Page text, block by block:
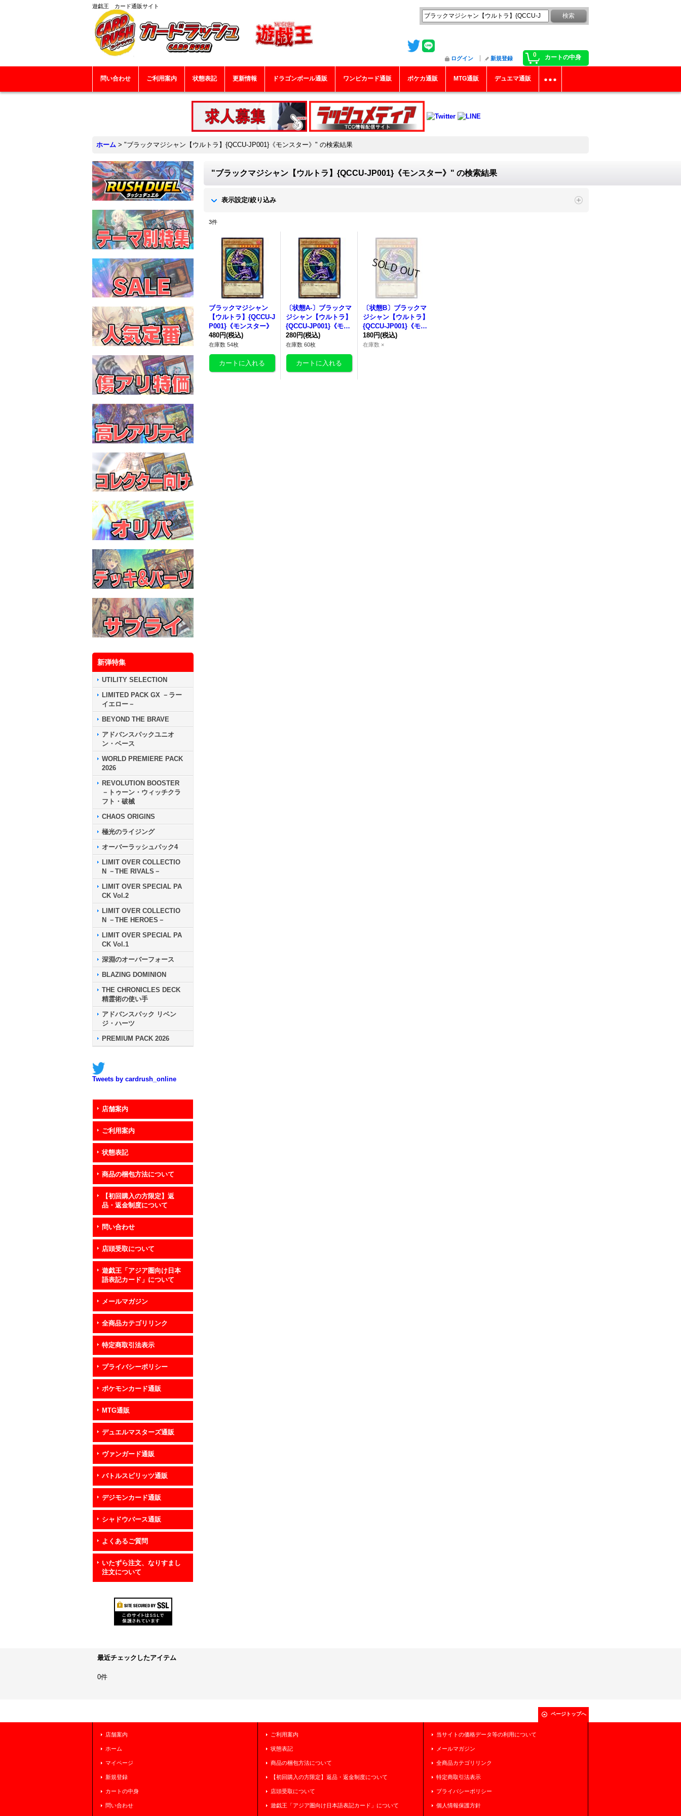
遊戯王 カード通販サイト
0 カートの中身
ログイン 新規登録
問い合わせ ご利用案内 状態表記 更新情報 ドラゴンボール通販 ワンピカード通販 ポケカ通販 MTG通販 デュエマ通販
ホーム > "ブラックマジシャン【ウルトラ】{QCCU-JP001}《モンスター》" の検索結果
新弾特集
UTILITY SELECTION
LIMITED PACK GX －ラー
イエロー－
BEYOND THE BRAVE
アドバンスパックユニオ
ン・ベース
WORLD PREMIERE PACK
2026
REVOLUTION BOOSTER
－トゥーン・ウィッチクラ
フト・破械
CHAOS ORIGINS
極光のライジング
オーバーラッシュパック4
LIMIT OVER COLLECTIO
N －THE RIVALS－
LIMIT OVER SPECIAL PA
CK Vol.2
LIMIT OVER COLLECTIO
N －THE HEROES－
LIMIT OVER SPECIAL PA
CK Vol.1
深淵のオーバーフォース
BLAZING DOMINION
THE CHRONICLES DECK
精霊術の使い手
アドバンスパック リベン
ジ・ハーツ
PREMIUM PACK 2026
Tweets by cardrush_online
店舗案内
ご利用案内
状態表記
商品の梱包方法について
【初回購入の方限定】返
品・返金制度について
問い合わせ
店頭受取について
遊戯王「アジア圏向け日本
語表記カード」について
メールマガジン
全商品カテゴリリンク
特定商取引法表示
プライバシーポリシー
ポケモンカード通販
MTG通販
デュエルマスターズ通販
ヴァンガード通販
バトルスピリッツ通販
デジモンカード通販
シャドウバース通販
よくあるご質問
いたずら注文、なりすまし
注文について
"ブラックマジシャン【ウルトラ】{QCCU-JP001}《モンスター》" の検索結果
表示設定/絞り込み
3件
ブラックマジシャン
【ウルトラ】{QCCU-J
P001}《モンスター》
480円(税込)
在庫数 54枚
〔状態A-〕 ブラックマ
ジシャン【ウルトラ】
{QCCU-JP001}《モン
スター》
280円(税込)
在庫数 60枚
〔状態B〕 ブラックマ
ジシャン【ウルトラ】
{QCCU-JP001}《モン
スター》
180円(税込)
在庫数 ×
最近チェックしたアイテム
0件
ページトップへ
店舗案内
ホーム
マイページ
新規登録
カートの中身
問い合わせ
ご利用案内
状態表記
商品の梱包方法について
【初回購入の方限定】返品・返金制度について
店頭受取について
遊戯王「アジア圏向け日本語表記カード」について
当サイトの価格データ等の利用について
メールマガジン
全商品カテゴリリンク
特定商取引法表示
プライバシーポリシー
個人情報保護方針